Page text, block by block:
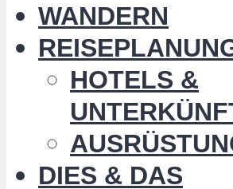
WANDERN
HOTELS &
DIES & DAS